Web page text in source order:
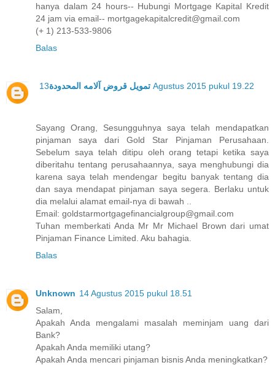
hanya dalam 24 hours-- Hubungi Mortgage Kapital Kredit
24 jam via email-- mortgagekapitalcredit@gmail.com
(+ 1) 213-533-9806
Balas
تمويل قروض آلامه المحدودة 13 Agustus 2015 pukul 19.22
Sayang Orang, Sesungguhnya saya telah mendapatkan
pinjaman saya dari Gold Star Pinjaman Perusahaan.
Sebelum saya telah ditipu oleh orang tetapi ketika saya
diberitahu tentang perusahaannya, saya menghubungi dia
karena saya telah mendengar begitu banyak tentang dia
dan saya mendapat pinjaman saya segera. Berlaku untuk
dia melalui alamat email-nya di bawah ..
Email: goldstarmortgagefinancialgroup@gmail.com
Tuhan memberkati Anda Mr Mr Michael Brown dari umat
Pinjaman Finance Limited. Aku bahagia.
Balas
Unknown 14 Agustus 2015 pukul 18.51
Salam,
Apakah Anda mengalami masalah meminjam uang dari
Bank?
Apakah Anda memiliki utang?
Apakah Anda mencari pinjaman bisnis Anda meningkatkan?